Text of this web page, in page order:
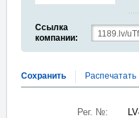
Ссылка
компании:
Сохранить Распечатать
Рег. №: